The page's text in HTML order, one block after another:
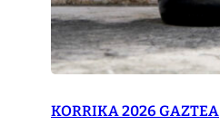
KORRIKA 2026 GAZTEA